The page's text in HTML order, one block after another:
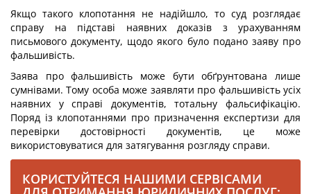
Якщо такого клопотання не надійшло, то суд розглядає
справу на підставі наявних доказів з урахуванням
письмового документу, щодо якого було подано заяву про
фальшивість.
Заява про фальшивість може бути обґрунтована лише
сумнівами. Тому особа може заявляти про фальшивість усіх
наявних у справі документів, тотальну фальсифікацію.
Поряд із клопотаннями про призначення експертизи для
перевірки достовірності документів, це може
використовуватися для затягування розгляду справи.
КОРИСТУЙТЕСЯ НАШИМИ СЕРВІСАМИ